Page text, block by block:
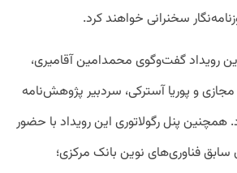
سخنرانی خواهند کرد.
رویداد گفت‌وگوی محمدامین آقامیری،
و پوریا آسترکی، سردبیر پژوهش‌نامه
همچنین پنل رگولاتوری این رویداد با حضور
فناوری‌های نوین بانک مرکزی؛